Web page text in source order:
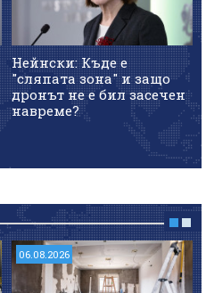
Нейнски: Къде е
"сляпата зона" и защо
дронът не е бил засечен
навреме?
06.08.2026